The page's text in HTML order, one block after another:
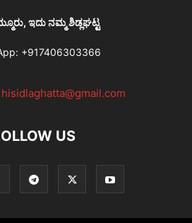
ಇದು ನಮ್ಮ ಶಿಡ್ಲಘಟ್ಟ
+917406303366
hisidlaghatta@gmail.com
US